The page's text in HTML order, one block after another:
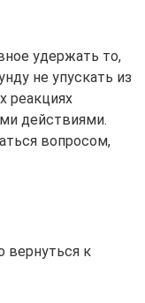
удержать то,
не упускать из
реакциях
действиями.
вопросом,
вернуться к